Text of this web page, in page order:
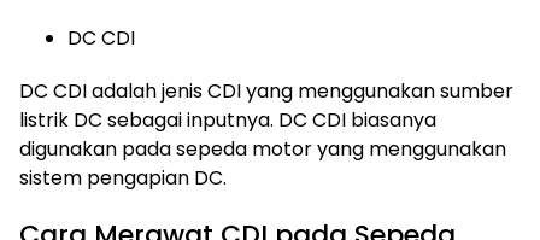
DC CDI
DC CDI adalah jenis CDI yang menggunakan sumber
listrik DC sebagai inputnya. DC CDI biasanya
digunakan pada sepeda motor yang menggunakan
sistem pengapian DC.